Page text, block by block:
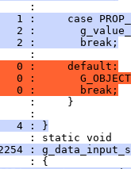
:
1 :     case
2 :
2 :       break;
:
0 :     default:
0 :
0 :       break;
:     }
:
4 : }
: static void
:
: {